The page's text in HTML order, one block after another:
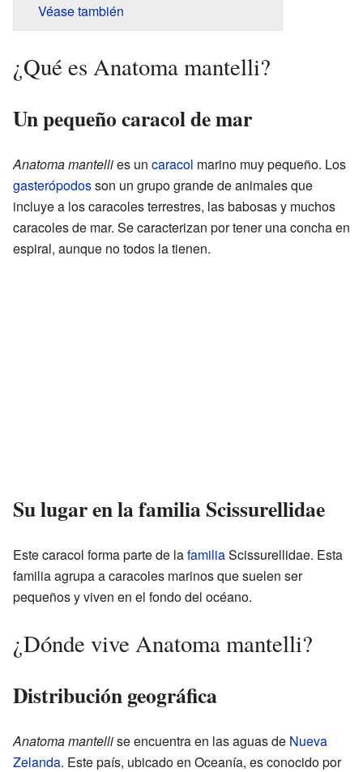
Véase también
¿Qué es Anatoma mantelli?
Un pequeño caracol de mar
Anatoma mantellies un caracol marino muy pequeño. Los
gasterópodosson un grupo grande de animales que
incluye a los caracoles terrestres, las babosas y muchos
caracoles de mar. Se caracterizan por tener una concha en
espiral, aunque no todos la tienen.
Su lugar en la familia Scissurellidae
Este caracol forma parte de lafamiliaScissurellidae. Esta
familia agrupa a caracoles marinos que suelen ser
pequeños y viven en el fondo del océano.
¿Dónde vive Anatoma mantelli?
Distribución geográfica
Anatoma mantellise encuentra en las aguas de Nueva
Zelanda. Este país, ubicado en Oceanía, es conocido por